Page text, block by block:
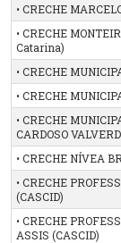
• CRECHE
• CRECHE
Catarina)
• CRECHE
• CRECHE
• CRECHE
CARDOSO
• CRECHE NÍVEA
• CRECHE
(CASCID)
• CRECHE
ASSIS (CASCID)